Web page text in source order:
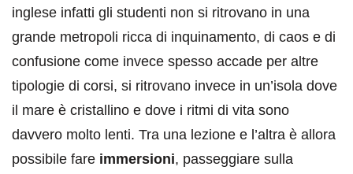
inglese infatti gli studenti non si ritrovano in una
grande metropoli ricca di inquinamento, di caos e di
confusione come invece spesso accade per altre
tipologie di corsi, si ritrovano invece in un’isola dove
il mare è cristallino e dove i ritmi di vita sono
davvero molto lenti. Tra una lezione e l’altra è allora
possibile fare immersioni, passeggiare sulla